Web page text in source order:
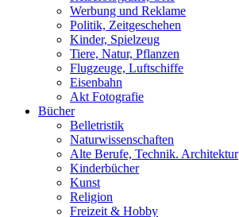
Werbung und Reklame
Politik, Zeitgeschehen
Kinder, Spielzeug
Tiere, Natur, Pflanzen
Flugzeuge, Luftschiffe
Eisenbahn
Akt Fotografie
Bücher
Belletristik
Naturwissenschaften
Alte Berufe, Technik. Architektur
Kinderbücher
Kunst
Religion
Freizeit & Hobby